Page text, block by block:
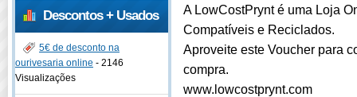
Descontos + Usados
5€ de desconto na
ourivesaria online - 2146
Visualizações
A LowCostPrynt é uma Loja
Compatíveis e Reciclados.
Aproveite este Voucher para
compra.
www.lowcostprynt.com